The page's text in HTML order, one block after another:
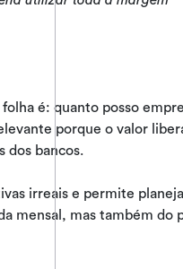
é: quanto posso
porque o valor
dos bancos.
irreais e permite
mensal, mas também do